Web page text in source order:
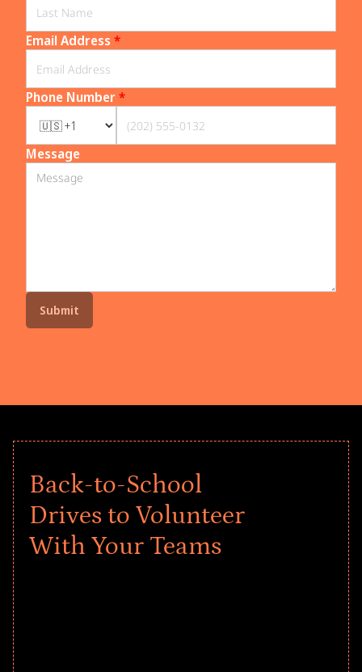
Email Address *
Phone Number*
Message
Back-to-School
Drives to Volunteer
With Your Teams